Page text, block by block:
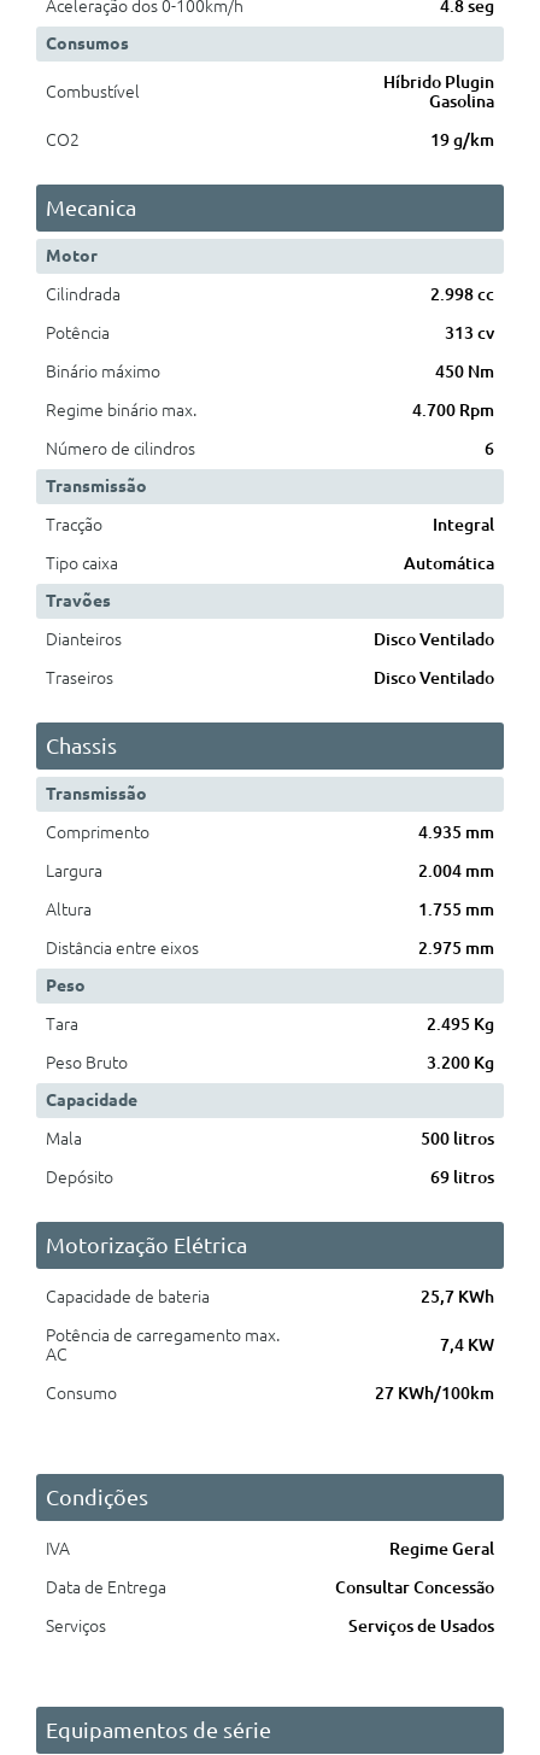
Aceleração dos 0-100km/h
4.8 seg
Consumos
Combustível
Híbrido Plugin
Gasolina
CO2
19 g/km
Mecanica
Motor
Cilindrada
2.998 cc
Potência
313 cv
Binário máximo
450 Nm
Regime binário max.
4.700 Rpm
Número de cilindros
6
Transmissão
Tracção
Integral
Tipo caixa
Automática
Travões
Dianteiros
Disco Ventilado
Traseiros
Disco Ventilado
Chassis
Transmissão
Comprimento
4.935 mm
Largura
2.004 mm
Altura
1.755 mm
Distância entre eixos
2.975 mm
Peso
Tara
2.495 Kg
Peso Bruto
3.200 Kg
Capacidade
Mala
500 litros
Depósito
69 litros
Motorização Elétrica
Capacidade de bateria
25,7 KWh
Potência de carregamento max.
AC
7,4 KW
Consumo 27 KWh/100km
Condições
IVA
Regime Geral
Data de Entrega
Consultar Concessão
Serviços
Serviços de Usados
Equipamentos de série